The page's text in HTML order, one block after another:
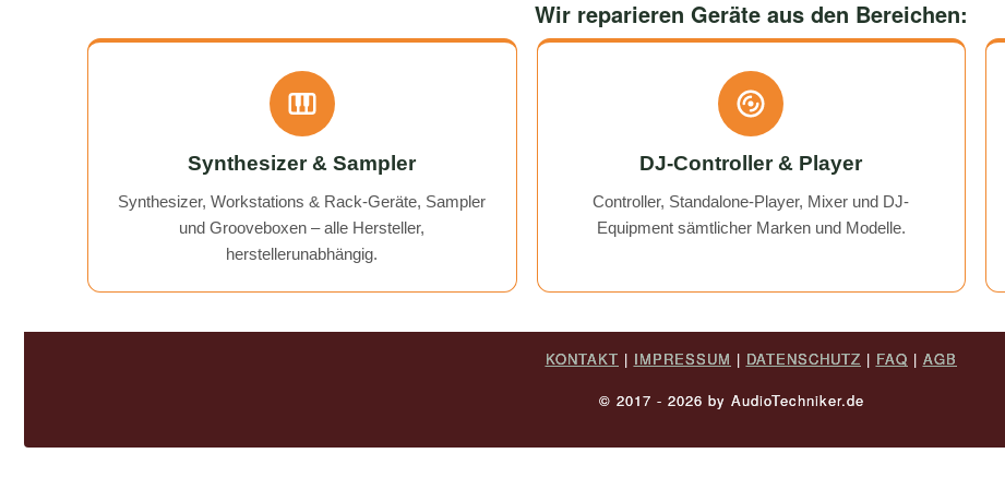
me a "free tip" on how to get an old
recorder working again.
Communication was excellent, and
and hassle-free. I can wholeheartedly
recommend AudioTechniker.de. It's
great that companies like this still
exist!
would use them again anytime!
Wir reparieren Geräte aus den Bereichen:
Synthesizer & Sampler
Synthesizer, Workstations & Rack-Geräte, Sampler
und Grooveboxen – alle Hersteller,
herstellerunabhängig.
DJ-Controller & Player
Controller, Standalone-Player, Mixer und DJ-
Equipment sämtlicher Marken und Modelle.
KONTAKT | IMPRESSUM | DATENSCHUTZ | FAQ | AGB
© 2017 - 2026 by AudioTechniker.de